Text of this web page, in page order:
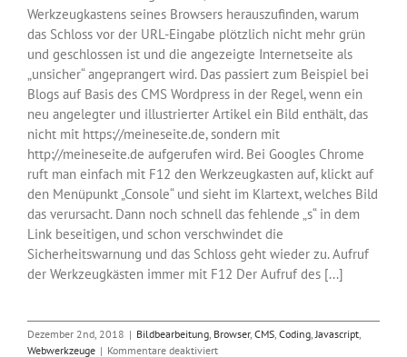
Werkzeugkastens seines Browsers herauszufinden, warum
das Schloss vor der URL-Eingabe plötzlich nicht mehr grün
und geschlossen ist und die angezeigte Internetseite als
„unsicher“ angeprangert wird. Das passiert zum Beispiel bei
Blogs auf Basis des CMS Wordpress in der Regel, wenn ein
neu angelegter und illustrierter Artikel ein Bild enthält, das
nicht mit https://meineseite.de, sondern mit
http://meineseite.de aufgerufen wird. Bei Googles Chrome
ruft man einfach mit F12 den Werkzeugkasten auf, klickt auf
den Menüpunkt „Console“ und sieht im Klartext, welches Bild
das verursacht. Dann noch schnell das fehlende „s“ in dem
Link beseitigen, und schon verschwindet die
Sicherheitswarnung und das Schloss geht wieder zu. Aufruf
der Werkzeugkästen immer mit F12 Der Aufruf des [...]
Dezember 2nd, 2018 | Bildbearbeitung Browser, CMS Coding Javascript
Webwerkzeuge | Kommentare deaktiviertfür